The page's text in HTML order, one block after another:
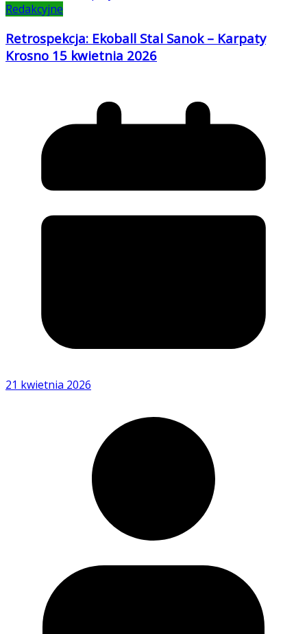
Redakcyjne
Retrospekcja: Ekoball Stal Sanok – Karpaty
Krosno 15 kwietnia 2026
21 kwietnia 2026